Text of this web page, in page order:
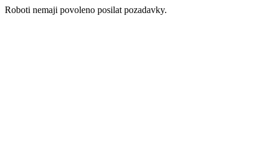
Roboti nemaji povoleno posilat pozadavky.